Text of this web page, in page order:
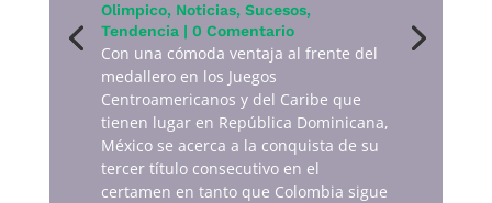
Olimpico, Noticias, Sucesos,
Tendencia| 0 Comentario
Con una cómoda ventaja al frente del
medallero en los Juegos
Centroamericanos y del Caribe que
tienen lugar en República Dominicana,
México se acerca a la conquista de su
tercer título consecutivo en el
certamen en tanto que Colombia sigue